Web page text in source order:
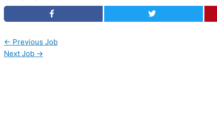
← Previous Job
Next Job →